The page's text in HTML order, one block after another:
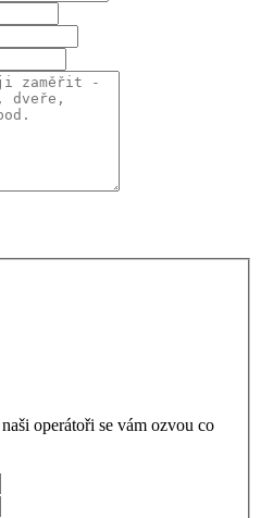
operátoři se vám ozvou co